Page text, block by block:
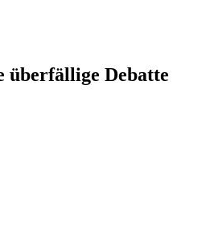
überfällige Debatte